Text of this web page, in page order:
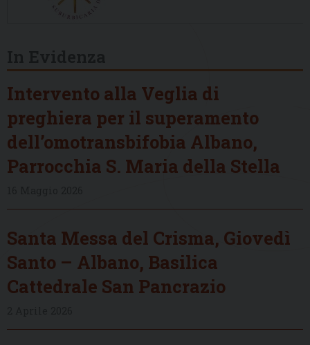
Intervento alla Veglia di
preghiera per il superamento
dell’omotransbifobia Albano,
Parrocchia S. Maria della Stella
Santa Messa del Crisma, Giovedì
Santo – Albano, Basilica
Cattedrale San Pancrazio